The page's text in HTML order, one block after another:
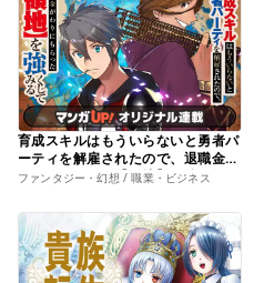
育成スキルはもういらないと勇者パ
ーティを解雇されたので、退職金が
わりにもらった【領地】を強くして
ファンタジー・幻想 / 職業・ビジネス